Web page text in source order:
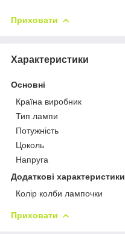
Приховати
Характеристики
Основні
Країна виробник
Тип лампи
Потужність
Цоколь
Напруга
Додаткові характеристики
Колір колби лампочки
Приховати